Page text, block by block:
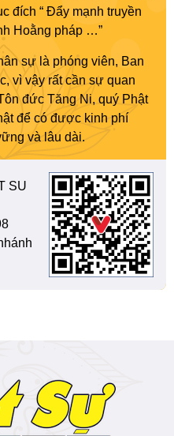
đích “ Đẩy mạnh truyền
Hoằng pháp …”
sự là phóng viên, Ban
vì vậy rất cần sự quan
đức Tăng Ni, quý Phật
để có được kinh phí
và lâu dài.
SU